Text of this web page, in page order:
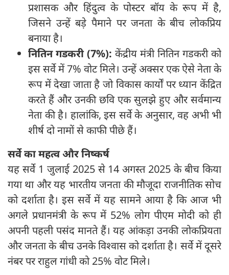
प्रशासक और हिंदुत्व के पोस्टर बॉय के रूप में है,
जिसने उन्हें बड़े पैमाने पर जनता के बीच लोकप्रिय
बनाया है।
नितिन गडकरी (7%): केंद्रीय मंत्री नितिन गडकरी को
इस सर्वे में 7% वोट मिले। उन्हें अक्सर एक ऐसे नेता के
रूप में देखा जाता है जो विकास कार्यों पर ध्यान केंद्रित
करते हैं और उनकी छवि एक सुलझे हुए और सर्वमान्य
नेता की है। हालांकि, इस सर्वे के अनुसार, वह अभी भी
शीर्ष दो नामों से काफी पीछे हैं।
सर्वे का महत्व और निष्कर्ष
यह सर्वे 1 जुलाई 2025 से 14 अगस्त 2025 के बीच किया
गया था और यह भारतीय जनता की मौजूदा राजनीतिक सोच
को दर्शाता है। इस सर्वे में यह सामने आया है कि आज भी
अगले प्रधानमंत्री के रूप में 52% लोग पीएम मोदी को ही
अपनी पहली पसंद मानते हैं। यह आंकड़ा उनकी लोकप्रियता
और जनता के बीच उनके विश्वास को दर्शाता है। सर्वे में दूसरे
नंबर पर राहुल गांधी को 25% वोट मिले।